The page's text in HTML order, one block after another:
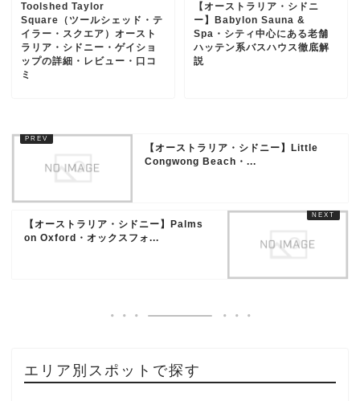
Toolshed Taylor
Square（ツールシェッド・テ
イラー・スクエア）オースト
ラリア・シドニー・ゲイショ
ップの詳細・レビュー・口コ
ミ
【オーストラリア・シドニ
ー】Babylon Sauna &
Spa・シティ中心にある老舗
ハッテン系バスハウス徹底解
説
【オーストラリア・シドニー】Little
Congwong Beach・...
【オーストラリア・シドニー】Palms
on Oxford・オックスフォ...
エリア別スポットで探す